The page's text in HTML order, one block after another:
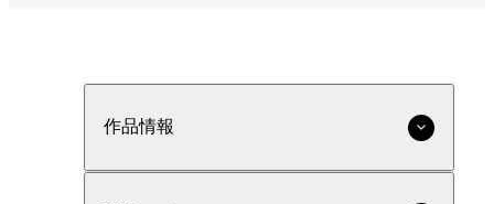
作品情報